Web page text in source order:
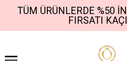
TÜM ÜRÜNLERDE %50
FIRSATI1 2